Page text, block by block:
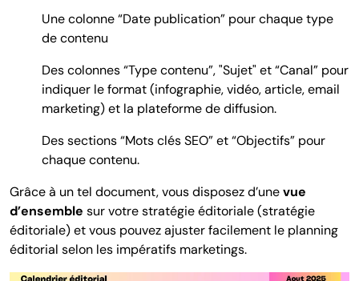
Une colonne “Date publication” pour chaque type
de contenu
Des colonnes “Type contenu”, "Sujet" et “Canal” pour
indiquer le format (infographie, vidéo, article, email
marketing) et la plateforme de diffusion.
Des sections “Mots clés SEO” et “Objectifs” pour
chaque contenu.
Grâce à un tel document, vous disposez d’unevue
d’ensemble sur votre stratégie éditoriale (stratégie
éditoriale) et vous pouvez ajuster facilement le planning
éditorial selon les impératifs marketings.